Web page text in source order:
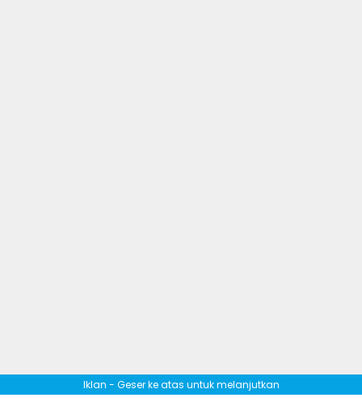
Iklan - Geser ke atas untuk melanjutkan